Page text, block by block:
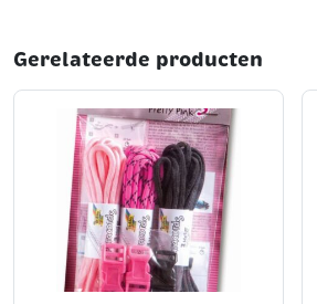
Gerelateerde producten